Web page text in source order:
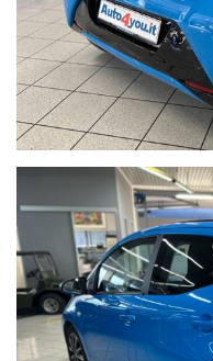
NOUS PARLONS FRANÇAIS